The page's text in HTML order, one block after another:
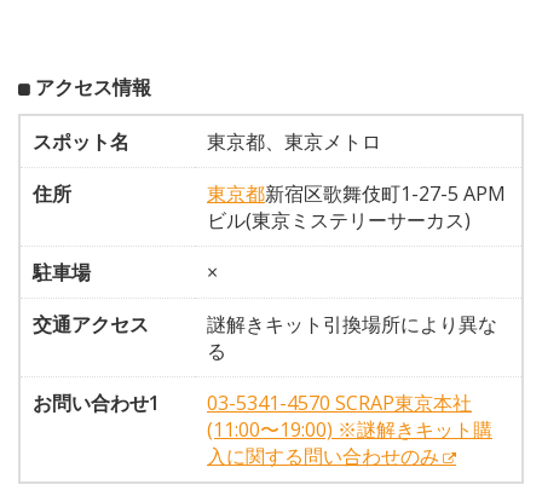
アクセス情報
スポット名
東京都、東京メトロ
住所
東京都新宿区歌舞伎町1-27-5 APM
ビル(東京ミステリーサーカス)
駐車場
×
交通アクセス
謎解きキット引換場所により異な
る
お問い合わせ1
03-5341-4570 SCRAP東京本社
(11:00〜19:00) ※謎解きキット購
入に関する問い合わせのみ